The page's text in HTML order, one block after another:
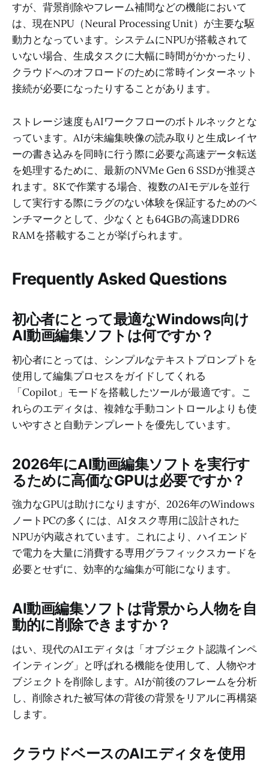
すが、背景削除やフレーム補間などの機能において
は、現在NPU（Neural Processing Unit）が主要な駆
動力となっています。システムにNPUが搭載されて
いない場合、生成タスクに大幅に時間がかかったり、
クラウドへのオフロードのために常時インターネット
接続が必要になったりすることがあります。
ストレージ速度もAIワークフローのボトルネックとな
っています。AIが未編集映像の読み取りと生成レイヤ
ーの書き込みを同時に行う際に必要な高速データ転送
を処理するために、最新のNVMe Gen 6 SSDが推奨さ
れます。8Kで作業する場合、複数のAIモデルを並行
して実行する際にラグのない体験を保証するためのベ
ンチマークとして、少なくとも64GBの高速DDR6
RAMを搭載することが挙げられます。
Frequently Asked Questions
初心者にとって最適なWindows向け
AI動画編集ソフトは何ですか？
初心者にとっては、シンプルなテキストプロンプトを
使用して編集プロセスをガイドしてくれる
「Copilot」モードを搭載したツールが最適です。こ
れらのエディタは、複雑な手動コントロールよりも使
いやすさと自動テンプレートを優先しています。
2026年にAI動画編集ソフトを実行す
るために高価なGPUは必要ですか？
強力なGPUは助けになりますが、2026年のWindows
ノートPCの多くには、AIタスク専用に設計された
NPUが内蔵されています。これにより、ハイエンド
で電力を大量に消費する専用グラフィックスカードを
必要とせずに、効率的な編集が可能になります。
AI動画編集ソフトは背景から人物を自
動的に削除できますか？
はい、現代のAIエディタは「オブジェクト認識インペ
インティング」と呼ばれる機能を使用して、人物やオ
ブジェクトを削除します。AIが前後のフレームを分析
し、削除された被写体の背後の背景をリアルに再構築
します。
クラウドベースのAIエディタを使用